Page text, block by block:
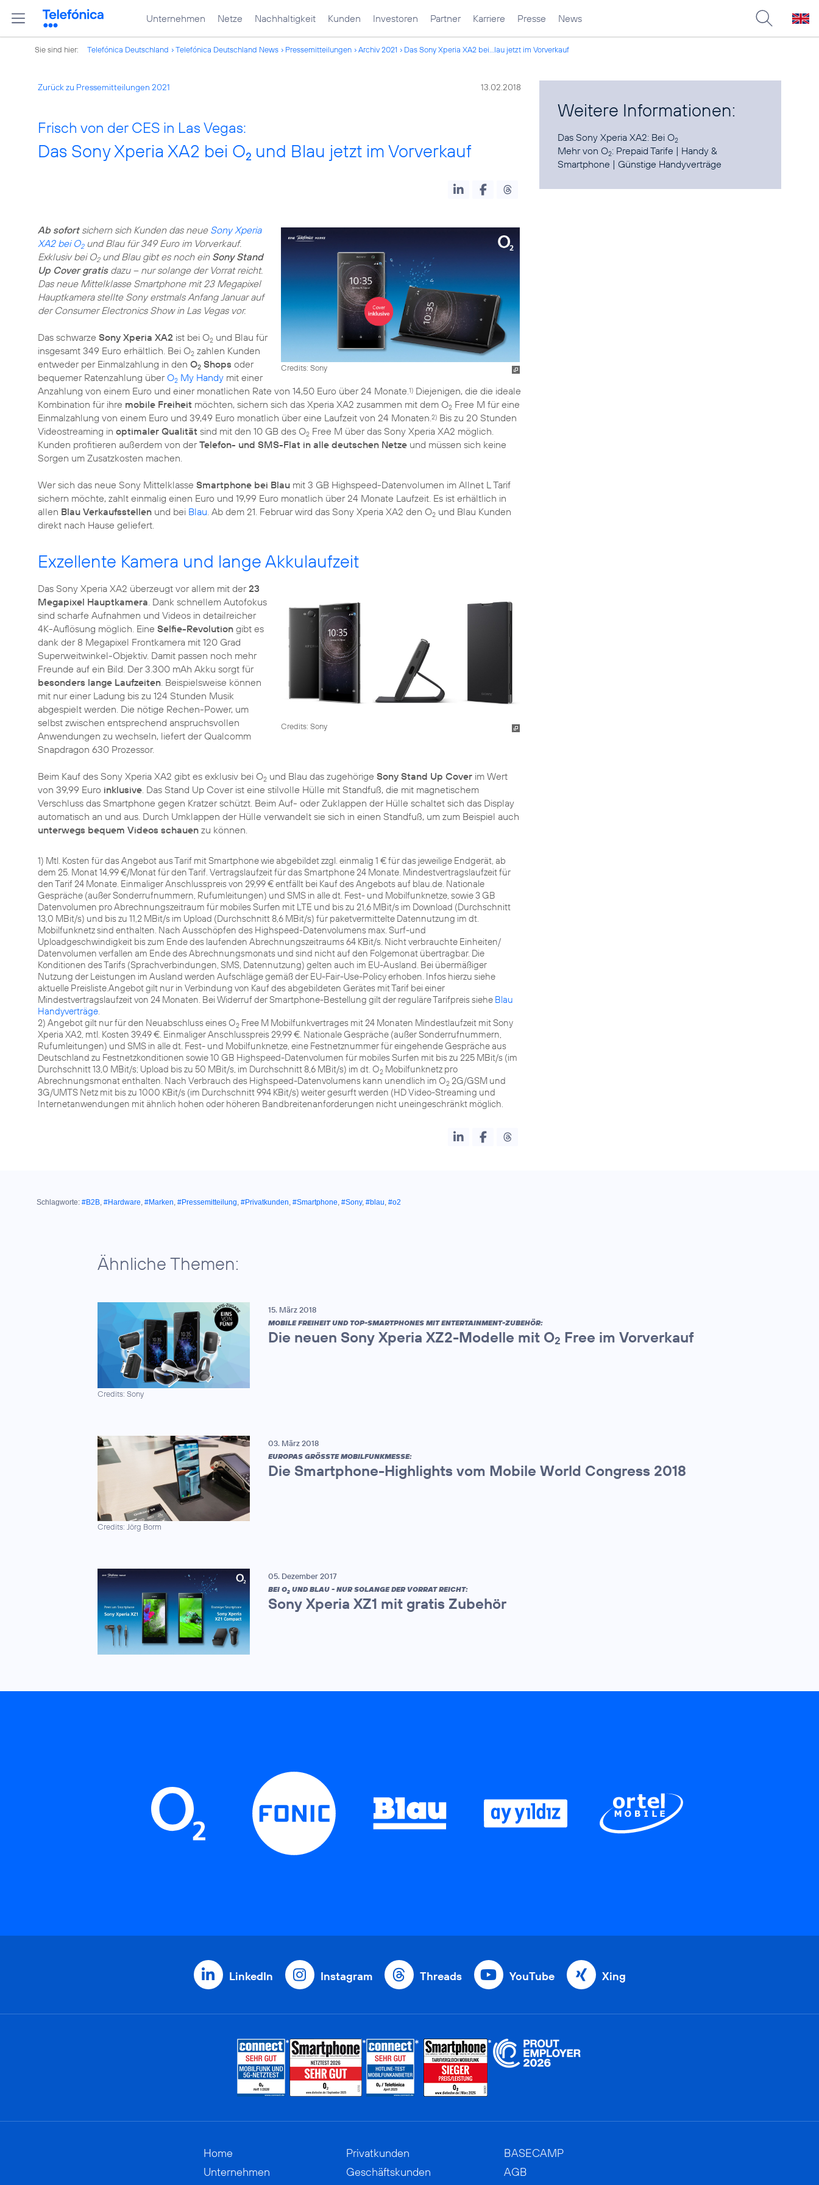
Unternehmen Netze Nachhaltigkeit Kunden Investoren Partner Karriere Presse News
Sie sind hier: Telefónica Deutschland Telefónica Deutschland News Pressemitteilungen Archiv 2021 Das Sony Xperia XA2 bei...lau jetzt im Vorverkauf
Zurück zu Pressemitteilungen 2021 13.02.2018
Frisch von der CES in Las Vegas:
Das Sony Xperia XA2 bei O2 und Blau jetzt im Vorverkauf
Credits: Sony
Ab sofortsichern sich Kunden das neue Sony Xperia
XA2 bei O2und Blau für 349 Euro im Vorverkauf.
Exklusiv bei O2und Blau gibt es noch ein Sony Stand
Up Cover gratisdazu – nur solange der Vorrat reicht.
Das neue Mittelklasse Smartphone mit 23 Megapixel
Hauptkamera stellte Sony erstmals Anfang Januar auf
der Consumer Electronics Show in Las Vegas vor.
Das schwarze Sony Xperia XA2 ist bei O2 und Blau für
insgesamt 349 Euro erhältlich. Bei O2 zahlen Kunden
entweder per Einmalzahlung in den O2 Shops oder
bequemer Ratenzahlung überO2 My Handy mit einer
Anzahlung von einem Euro und einer monatlichen Rate von 14,50 Euro über 24 Monate.1) Diejenigen, die die ideale
Kombination für ihre mobile Freiheit möchten, sichern sich das Xperia XA2 zusammen mit dem O2 Free M für eine
Einmalzahlung von einem Euro und 39,49 Euro monatlich über eine Laufzeit von 24 Monaten.2) Bis zu 20 Stunden
Videostreaming in optimaler Qualität sind mit den 10 GB des O2 Free M über das Sony Xperia XA2 möglich.
Kunden profitieren außerdem von derTelefon- und SMS-Flat in alle deutschen Netze und müssen sich keine
Sorgen um Zusatzkosten machen.
Wer sich das neue Sony Mittelklasse Smartphone bei Blau mit 3 GB Highspeed-Datenvolumen im Allnet L Tarif
sichern möchte, zahlt einmalig einen Euro und 19,99 Euro monatlich über 24 Monate Laufzeit. Es ist erhältlich in
allen Blau Verkaufsstellen und bei Blau. Ab dem 21. Februar wird das Sony Xperia XA2 den O2 und Blau Kunden
direkt nach Hause geliefert.
Exzellente Kamera und lange Akkulaufzeit
Credits: Sony
Das Sony Xperia XA2 überzeugt vor allem mit der23
Megapixel Hauptkamera. Dank schnellem Autofokus
sind scharfe Aufnahmen und Videos in detailreicher
4K-Auflösung möglich. Eine Selfie-Revolution gibt es
dank der 8 Megapixel Frontkamera mit 120 Grad
Superweitwinkel-Objektiv. Damit passen noch mehr
Freunde auf ein Bild. Der 3.300 mAh Akku sorgt für
besonders lange Laufzeiten. Beispielsweise können
mit nur einer Ladung bis zu 124 Stunden Musik
abgespielt werden. Die nötige Rechen-Power, um
selbst zwischen entsprechend anspruchsvollen
Anwendungen zu wechseln, liefert der Qualcomm
Snapdragon 630 Prozessor.
Beim Kauf des Sony Xperia XA2 gibt es exklusiv bei O2 und Blau das zugehörige Sony Stand Up Cover im Wert
von 39,99 Euro inklusive. Das Stand Up Cover ist eine stilvolle Hülle mit Standfuß, die mit magnetischem
Verschluss das Smartphone gegen Kratzer schützt. Beim Auf- oder Zuklappen der Hülle schaltet sich das Display
automatisch an und aus. Durch Umklappen der Hülle verwandelt sie sich in einen Standfuß, um zum Beispiel auch
unterwegs bequem Videos schauen zu können.
1) Mtl. Kosten für das Angebot aus Tarif mit Smartphone wie abgebildet zzgl. einmalig 1 € für das jeweilige Endgerät, ab
dem 25. Monat 14,99 €/Monat für den Tarif. Vertragslaufzeit für das Smartphone 24 Monate. Mindestvertragslaufzeit für
den Tarif 24 Monate. Einmaliger Anschlusspreis von 29,99 € entfällt bei Kauf des Angebots auf blau.de. Nationale
Gespräche (außer Sonderrufnummern, Rufumleitungen) und SMS in alle dt. Fest- und Mobilfunknetze, sowie 3 GB
Datenvolumen pro Abrechnungszeitraum für mobiles Surfen mit LTE und bis zu 21,6 MBit/s im Download (Durchschnitt
13,0 MBit/s) und bis zu 11,2 MBit/s im Upload (Durchschnitt 8,6 MBit/s) für paketvermittelte Datennutzung im dt.
Mobilfunknetz sind enthalten. Nach Ausschöpfen des Highspeed-Datenvolumens max. Surf-und
Uploadgeschwindigkeit bis zum Ende des laufenden Abrechnungszeitraums 64 KBit/s. Nicht verbrauchte Einheiten/
Datenvolumen verfallen am Ende des Abrechnungsmonats und sind nicht auf den Folgemonat übertragbar. Die
Konditionen des Tarifs (Sprachverbindungen, SMS, Datennutzung) gelten auch im EU-Ausland. Bei übermäßiger
Nutzung der Leistungen im Ausland werden Aufschläge gemäß der EU-Fair-Use-Policy erhoben. Infos hierzu siehe
aktuelle Preisliste.Angebot gilt nur in Verbindung von Kauf des abgebildeten Gerätes mit Tarif bei einer
Mindestvertragslaufzeit von 24 Monaten. Bei Widerruf der Smartphone-Bestellung gilt der reguläre Tarifpreis siehe Blau
Handyverträge.
2) Angebot gilt nur für den Neuabschluss eines O2 Free M Mobilfunkvertrages mit 24 Monaten Mindestlaufzeit mit Sony
Xperia XA2, mtl. Kosten 39,49 €. Einmaliger Anschlusspreis 29,99 €. Nationale Gespräche (außer Sonderrufnummern,
Rufumleitungen) und SMS in alle dt. Fest- und Mobilfunknetze, eine Festnetznummer für eingehende Gespräche aus
Deutschland zu Festnetzkonditionen sowie 10 GB Highspeed-Datenvolumen für mobiles Surfen mit bis zu 225 MBit/s (im
Durchschnitt 13,0 MBit/s; Upload bis zu 50 MBit/s, im Durchschnitt 8,6 MBit/s) im dt. O2 Mobilfunknetz pro
Abrechnungsmonat enthalten. Nach Verbrauch des Highspeed-Datenvolumens kann unendlich im O2 2G/GSM und
3G/UMTS Netz mit bis zu 1000 KBit/s (im Durchschnitt 994 KBit/s) weiter gesurft werden (HD Video-Streaming und
Internetanwendungen mit ähnlich hohen oder höheren Bandbreitenanforderungen nicht uneingeschränkt möglich.
Weitere Informationen:
Das Sony Xperia XA2: Bei O2
Mehr von O2: Prepaid Tarife | Handy &
Smartphone |Günstige Handyverträge
Schlagworte: #B2B, #Hardware, #Marken, #Pressemitteilung, #Privatkunden, #Smartphone, #Sony, #blau, #o2
Ähnliche Themen:
Credits: Sony
15. März 2018
MOBILE FREIHEIT UND TOP-SMARTPHONES MIT ENTERTAINMENT-ZUBEHÖR:
Die neuen Sony Xperia XZ2-Modelle mit O2 Free im Vorverkauf
Credits: Jörg Borm
03. März 2018
EUROPAS GRÖSSTE MOBILFUNKMESSE:
Die Smartphone-Highlights vom Mobile World Congress 2018
05. Dezember 2017
BEI O2 UND BLAU - NUR SOLANGE DER VORRAT REICHT:
Sony Xperia XZ1 mit gratis Zubehör
LinkedIn Instagram Threads YouTube Xing
Home
Unternehmen
Privatkunden
Geschäftskunden
BASECAMP
AGB